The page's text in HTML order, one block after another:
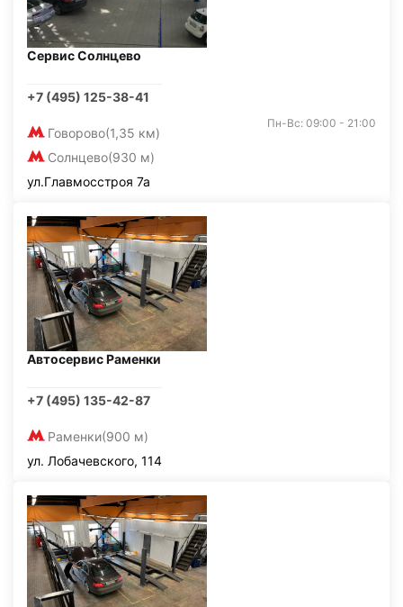
Сервис Солнцево
+7 (495) 125-38-41
Говорово(1,35 км)
Солнцево(930 м)
Пн-Вс: 09:00 - 21:00
ул.Главмосстроя 7а
Автосервис Раменки
+7 (495) 135-42-87
Раменки(900 м)
ул. Лобачевского, 114